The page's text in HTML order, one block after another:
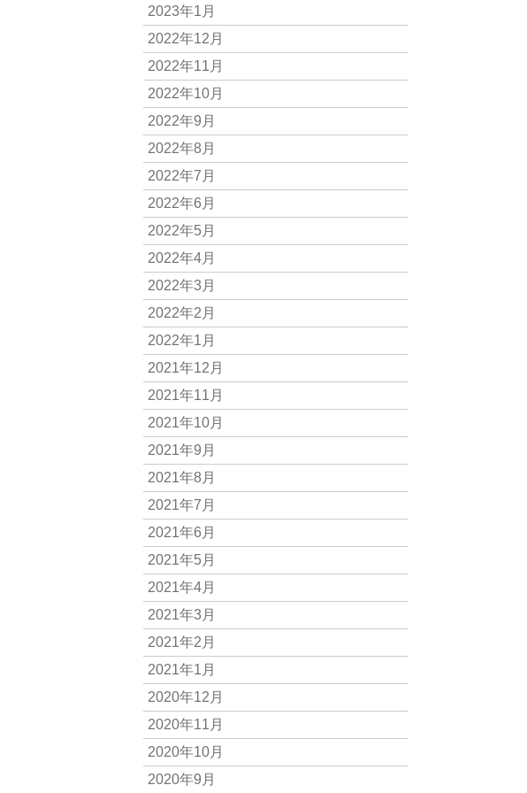
2023年1月
2022年12月
2022年11月
2022年10月
2022年9月
2022年8月
2022年7月
2022年6月
2022年5月
2022年4月
2022年3月
2022年2月
2022年1月
2021年12月
2021年11月
2021年10月
2021年9月
2021年8月
2021年7月
2021年6月
2021年5月
2021年4月
2021年3月
2021年2月
2021年1月
2020年12月
2020年11月
2020年10月
2020年9月